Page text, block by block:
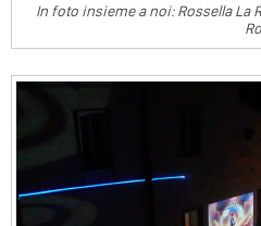
In foto insieme a noi: Rossella La